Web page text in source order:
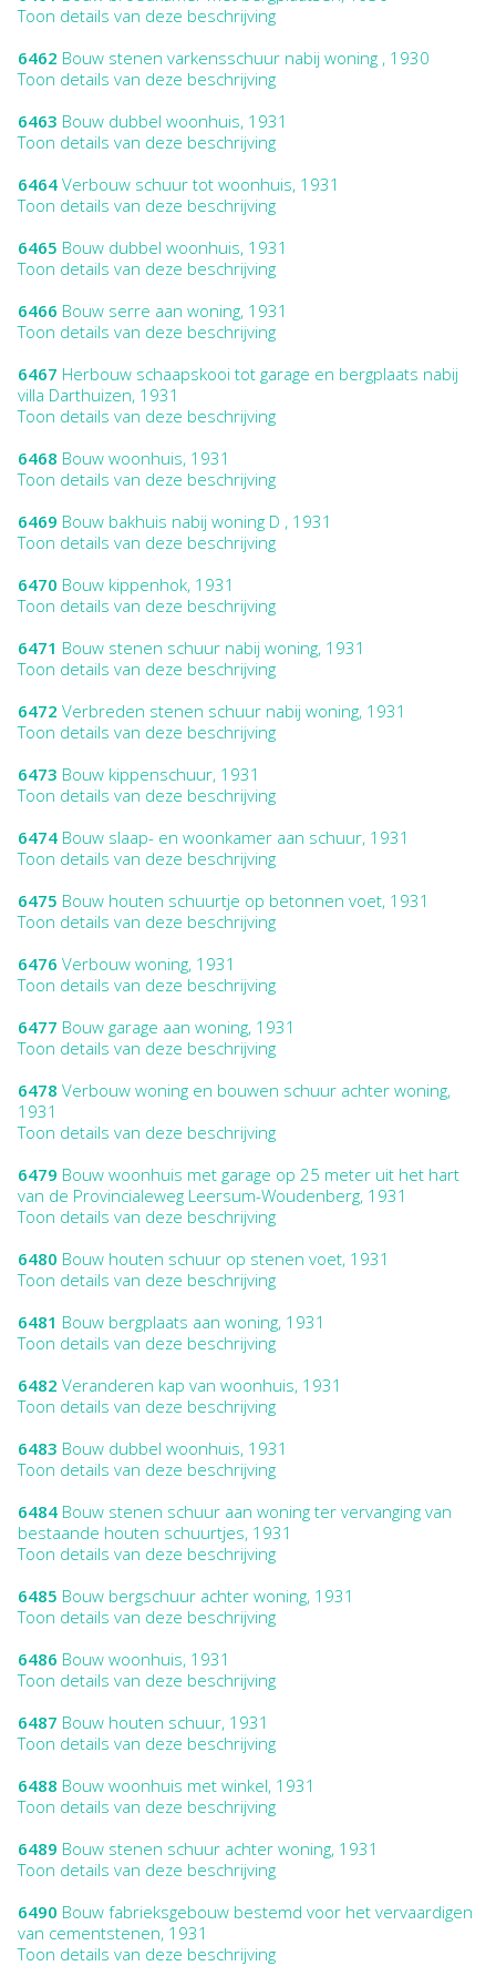
Toon details van deze beschrijving
6462 Bouw stenen varkensschuur nabij woning , 1930
Toon details van deze beschrijving
6463 Bouw dubbel woonhuis, 1931
Toon details van deze beschrijving
6464 Verbouw schuur tot woonhuis, 1931
Toon details van deze beschrijving
6465 Bouw dubbel woonhuis, 1931
Toon details van deze beschrijving
6466 Bouw serre aan woning, 1931
Toon details van deze beschrijving
6467 Herbouw schaapskooi tot garage en bergplaats nabij
villa Darthuizen, 1931
Toon details van deze beschrijving
6468 Bouw woonhuis, 1931
Toon details van deze beschrijving
6469 Bouw bakhuis nabij woning D , 1931
Toon details van deze beschrijving
6470 Bouw kippenhok, 1931
Toon details van deze beschrijving
6471 Bouw stenen schuur nabij woning, 1931
Toon details van deze beschrijving
6472 Verbreden stenen schuur nabij woning, 1931
Toon details van deze beschrijving
6473 Bouw kippenschuur, 1931
Toon details van deze beschrijving
6474 Bouw slaap- en woonkamer aan schuur, 1931
Toon details van deze beschrijving
6475 Bouw houten schuurtje op betonnen voet, 1931
Toon details van deze beschrijving
6476 Verbouw woning, 1931
Toon details van deze beschrijving
6477 Bouw garage aan woning, 1931
Toon details van deze beschrijving
6478 Verbouw woning en bouwen schuur achter woning,
1931
Toon details van deze beschrijving
6479 Bouw woonhuis met garage op 25 meter uit het hart
van de Provincialeweg Leersum-Woudenberg, 1931
Toon details van deze beschrijving
6480 Bouw houten schuur op stenen voet, 1931
Toon details van deze beschrijving
6481 Bouw bergplaats aan woning, 1931
Toon details van deze beschrijving
6482 Veranderen kap van woonhuis, 1931
Toon details van deze beschrijving
6483 Bouw dubbel woonhuis, 1931
Toon details van deze beschrijving
6484 Bouw stenen schuur aan woning ter vervanging van
bestaande houten schuurtjes, 1931
Toon details van deze beschrijving
6485 Bouw bergschuur achter woning, 1931
Toon details van deze beschrijving
6486 Bouw woonhuis, 1931
Toon details van deze beschrijving
6487 Bouw houten schuur, 1931
Toon details van deze beschrijving
6488 Bouw woonhuis met winkel, 1931
Toon details van deze beschrijving
6489 Bouw stenen schuur achter woning, 1931
Toon details van deze beschrijving
6490 Bouw fabrieksgebouw bestemd voor het vervaardigen
van cementstenen, 1931
Toon details van deze beschrijving